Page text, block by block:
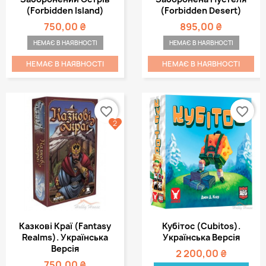
(Forbidden Island)
750,00 ₴
НЕМАЄ В НАЯВНОСТІ
НЕМАЄ В НАЯВНОСТІ
(Forbidden Desert)
895,00 ₴
НЕМАЄ В НАЯВНОСТІ
НЕМАЄ В НАЯВНОСТІ
Казкові Краї (Fantasy
Realms). Українська
Версія
favorite_border
2
Кубітос (Cubitos).
Українська Версія
2 200,00 ₴
favorite_border